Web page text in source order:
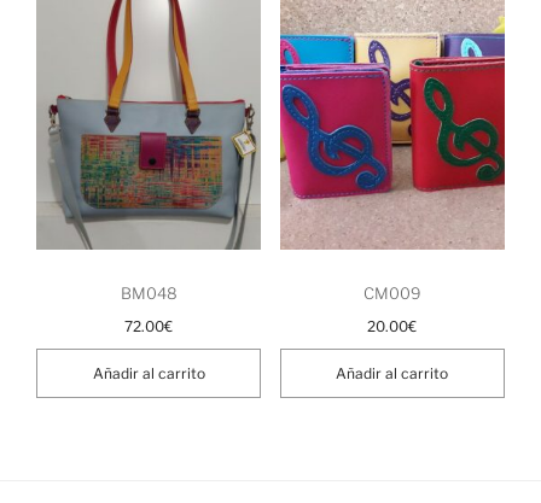
BM048
72.00€
Añadir al carrito
CM009
20.00€
Añadir al carrito